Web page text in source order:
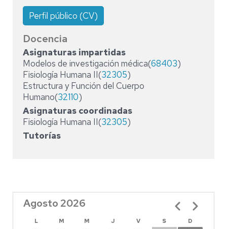
Perfil público (CV)
Docencia
Asignaturas impartidas
Modelos de investigación médica(68403)
Fisiología Humana II(32305)
Estructura y Función del Cuerpo
Humano(32110)
Asignaturas coordinadas
Fisiología Humana II(32305)
Tutorías
Agosto 2026
L M M J V S
D
Paginación